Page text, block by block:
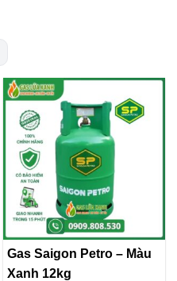
Gas Saigon Petro – Màu
Xanh 12kg